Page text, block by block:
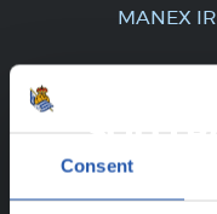
Consent
MANEX